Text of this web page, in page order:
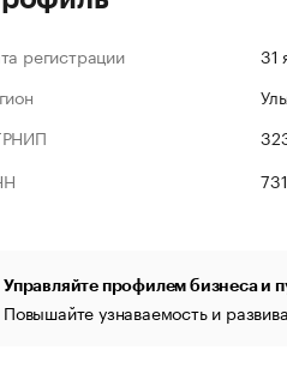
регистрации
31
Управляйте профилем бизнеса и
Повышайте узнаваемость и